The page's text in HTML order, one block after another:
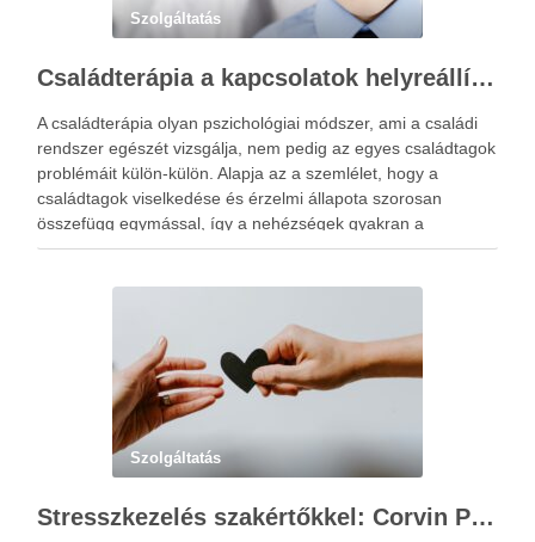
Szolgáltatás
Családterápia a kapcsolatok helyreállításért
A családterápia olyan pszichológiai módszer, ami a családi
rendszer egészét vizsgálja, nem pedig az egyes családtagok
problémáit külön-külön. Alapja az a szemlélet, hogy a
családtagok viselkedése és érzelmi állapota szorosan
összefügg egymással, így a nehézségek gyakran a
kapcsolati mintázatokban gyökereznek. A családterápia
Szolgáltatás
Stresszkezelés szakértőkkel: Corvin Pszichológia – a modern terápiás megoldások útmutatója